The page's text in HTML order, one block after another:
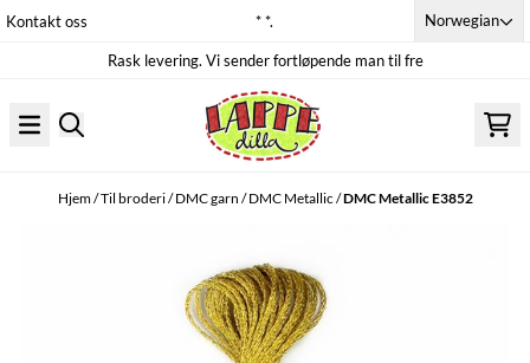
Hopp til innhold
Kontakt oss * *. Norwegian
Rask levering. Vi sender fortløpende man til fre
Hjem/Til broderi/DMC garn /DMC Metallic /DMC Metallic E3852